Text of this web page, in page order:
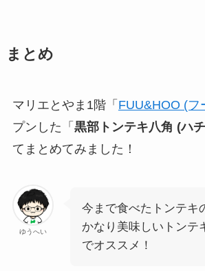
まとめ
マリエとやま1階「 FUU&HOO (フ
プンした「 黒部トンテキ八角 (ハ
てまとめてみました！
ゆうへい
今まで食べたトンテキ
かなり美味しいトンテ
でオススメ！